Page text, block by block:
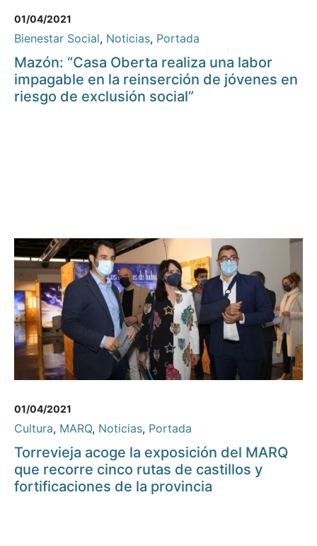
01/04/2021
Bienestar Social, Noticias, Portada
Mazón: “Casa Oberta realiza una labor
impagable en la reinserción de jóvenes en
riesgo de exclusión social”
01/04/2021
Cultura, MARQ, Noticias, Portada
Torrevieja acoge la exposición del MARQ
que recorre cinco rutas de castillos y
fortificaciones de la provincia